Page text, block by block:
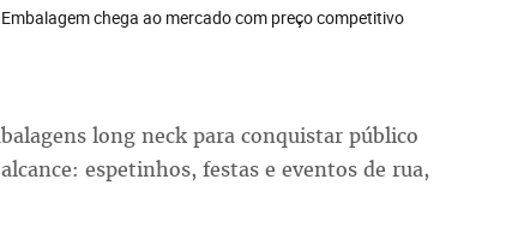
chega ao mercado com preço competitivo
long neck para conquistar público
espetinhos, festas e eventos de rua,